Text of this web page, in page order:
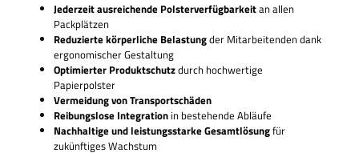
Jederzeit ausreichende Polsterverfügbarkeitan allen
Packplätzen
Reduzierte körperliche Belastungder Mitarbeitenden dank
ergonomischer Gestaltung
Optimierter Produktschutzdurch hochwertige
Papierpolster
Vermeidung von Transportschäden
Reibungslose Integrationin bestehende Abläufe
Nachhaltige und leistungsstarke Gesamtlösungfür
zukünftiges Wachstum